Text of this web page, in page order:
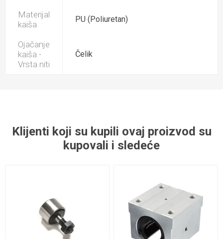
Materijal
kaiša
PU (Poliuretan)
Ojačanje
kaiša -
Vrsta niti
Čelik
Klijenti koji su kupili ovaj proizvod su
kupovali i sledeće